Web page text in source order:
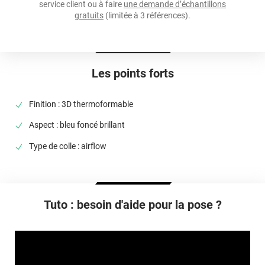
Les points forts
Finition : 3D thermoformable
Aspect : bleu foncé brillant
Type de colle : airflow
Température D'application
Température D'utilisation
service client ou à faire une demande d’échantillons
gratuits (limitée à 3 références).
Tuto : besoin d'aide pour la pose ?